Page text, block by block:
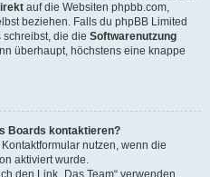
auf die Websiten phpbb.com,
beziehen. Falls du phpBB Limited
schreibst, die die Softwarenutzung
überhaupt, höchstens eine knappe
Boards kontaktieren?
nutzen, wenn die
aktiviert wurde.
den Link „Das Team“ verwenden.